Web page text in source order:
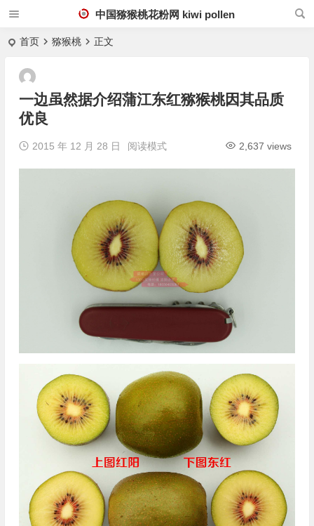
中国猕猴桃花粉网 kiwi pollen
首页 猕猴桃 正文
一边虽然据介绍蒲江东红猕猴桃因其品质
优良
2015 年 12 月 28 日 2,637 views
阅读模式